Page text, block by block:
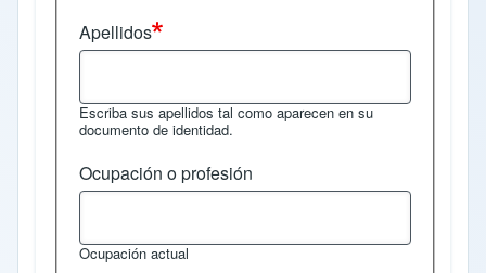
Apellidos
Escriba sus apellidos tal como aparecen en su
documento de identidad.
Ocupación o profesión
Ocupación actual